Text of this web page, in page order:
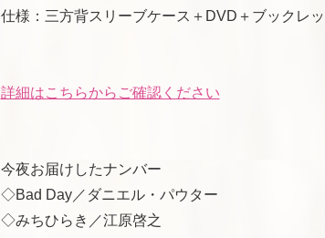
仕様：三方背スリーブケース＋DVD＋ブックレッ
詳細はこちらからご確認ください
今夜お届けしたナンバー
◇Bad Day／ダニエル・パウター
◇みちひらき／江原啓之